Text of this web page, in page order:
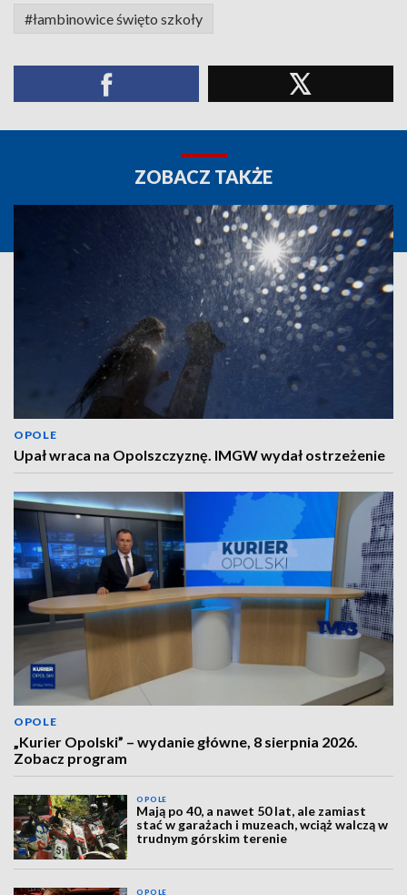
#łambinowice święto szkoły
ZOBACZ TAKŻE
OPOLE
Upał wraca na Opolszczyznę. IMGW wydał ostrzeżenie
OPOLE
„Kurier Opolski” – wydanie główne, 8 sierpnia 2026.
Zobacz program
OPOLE
Mają po 40, a nawet 50 lat, ale zamiast
stać w garażach i muzeach, wciąż walczą w
trudnym górskim terenie
OPOLE